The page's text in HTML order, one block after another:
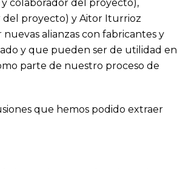
y colaborador del proyecto),
del proyecto) y Aitor Iturrioz
alianzas con fabricantes y
y que pueden ser de utilidad en
parte de nuestro proceso de
que hemos podido extraer